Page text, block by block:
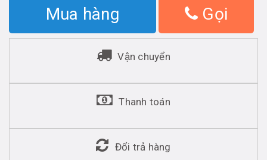
Mua hàng Gọi
Vận chuyển
Thanh toán
Đổi trả hàng